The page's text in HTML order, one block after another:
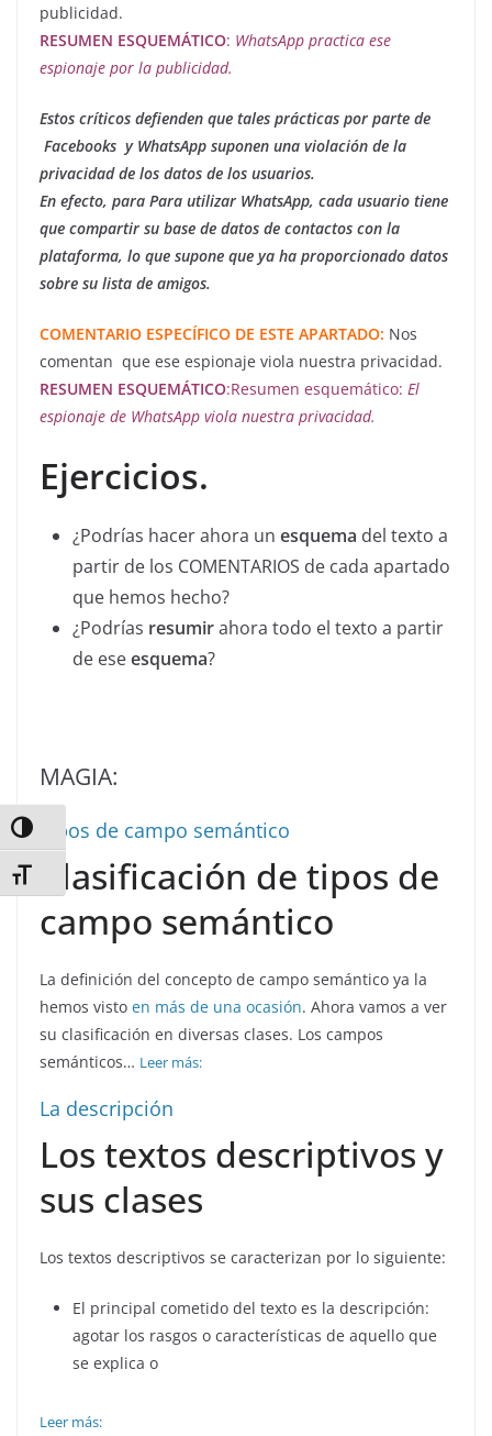
Alternar alto contraste
Alternar tamaño de letra
publicidad.
RESUMEN ESQUEMÁTICO: WhatsApp practica ese
espionaje por la publicidad.
Estos críticos defienden que tales prácticas por parte de
Facebooks y WhatsApp suponen una violación de la
privacidad de los datos de los usuarios.
En efecto, para Para utilizar WhatsApp, cada usuario tiene
que compartir su base de datos de contactos con la
plataforma, lo que supone que ya ha proporcionado datos
sobre su lista de amigos.
COMENTARIO ESPECÍFICO DE ESTE APARTADO: Nos
comentan que ese espionaje viola nuestra privacidad.
RESUMEN ESQUEMÁTICO:Resumen esquemático: El
espionaje de WhatsApp viola nuestra privacidad.
Ejercicios.
¿Podrías hacer ahora un esquema del texto a
partir de los COMENTARIOS de cada apartado
que hemos hecho?
¿Podrías resumirahora todo el texto a partir
de eseesquema?
MAGIA:
Tipos de campo semántico
Clasificación de tipos de
campo semántico
La definición del concepto de campo semántico ya la
hemos visto en más de una ocasión. Ahora vamos a ver
su clasificación en diversas clases. Los campos
semánticos… Leer más:
La descripción
Los textos descriptivos y
sus clases
Los textos descriptivos se caracterizan por lo siguiente:
El principal cometido del texto es la descripción:
agotar los rasgos o características de aquello que
se explica o
Leer más: